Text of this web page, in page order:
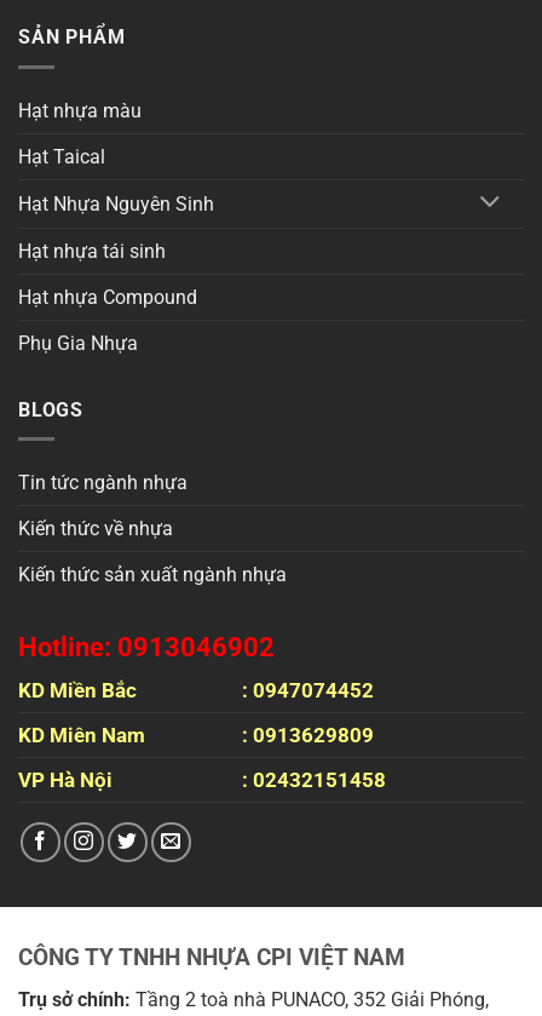
SẢN PHẨM
Hạt nhựa màu
Hạt Taical
Hạt Nhựa Nguyên Sinh
Hạt nhựa tái sinh
Hạt nhựa Compound
Phụ Gia Nhựa
BLOGS
Tin tức ngành nhựa
Kiến thức về nhựa
Kiến thức sản xuất ngành nhựa
Hotline: 0913046902
KD Miền Bắc
: 0947074452
KD Miên Nam
: 0913629809
VP Hà Nội
: 02432151458
CÔNG TY TNHH NHỰA CPI VIỆT NAM
Trụ sở chính: Tầng 2 toà nhà PUNACO, 352 Giải Phóng,